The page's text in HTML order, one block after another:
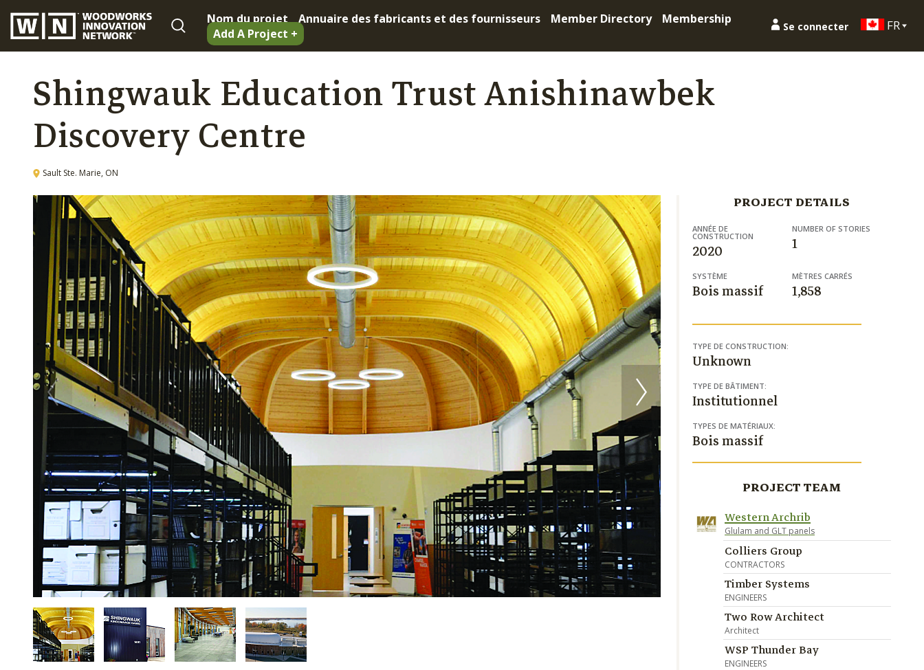
Nom du projet Annuaire des fabricants et des fournisseurs Member Directory
Membership
Add A Project +
Se connecter FR
Shingwauk Education Trust Anishinawbek
Discovery Centre
Sault Ste. Marie, ON
PROJECT DETAILS
ANNÉE DE
CONSTRUCTION
2020
NUMBER OF STORIES
1
SYSTÈME
Bois massif
MÈTRES CARRÉS
1,858
TYPE DE CONSTRUCTION:
Unknown
TYPE DE BÂTIMENT:
Institutionnel
TYPES DE MATÉRIAUX:
Bois massif
PROJECT TEAM
Western Archrib
Glulam and GLT panels
Colliers Group
CONTRACTORS
Timber Systems
ENGINEERS
Two Row Architect
Architect
WSP Thunder Bay
ENGINEERS